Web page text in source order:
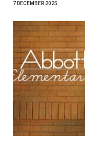
7 DECEMBER 2025